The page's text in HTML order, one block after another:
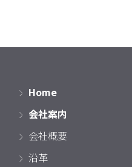
Home
会社案内
会社概要
沿革